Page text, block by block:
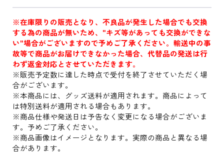
※在庫限りの販売となり、不良品が発生した場合でも交換
する為の商品が無いため、"キズ等があっても交換ができな
い"場合がございますので予めご了承ください。輸送中の事
故等で商品がお届けできなかった場合、代替品の発送は行
わず返金対応とさせていただきます。
※販売予定数に達した時点で受付を終了させていただく場
合がございます。
※本商品には、グッズ送料が適用されます。商品によって
は特別送料が適用される場合もあります。
※商品仕様や発送日は予告なく変更になる場合がございま
す。予めご了承ください。
※商品画像はイメージとなります。実際の商品と異なる場
合があります。